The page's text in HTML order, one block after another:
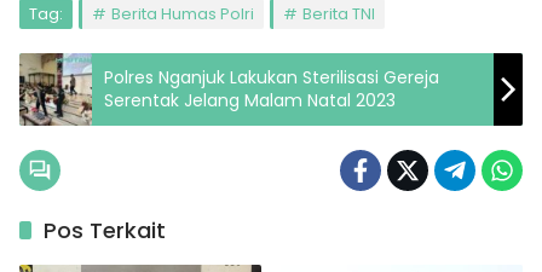
Tag: Berita Humas Polri Berita TNI
Polres Nganjuk Lakukan Sterilisasi Gereja
Serentak Jelang Malam Natal 2023
Pos Terkait